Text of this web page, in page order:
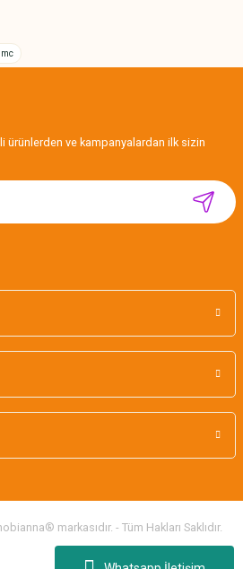
BAHAR
ürünlerden ve kampanyalardan ilk sizin
markasıdır. - Tüm Hakları Saklıdır.